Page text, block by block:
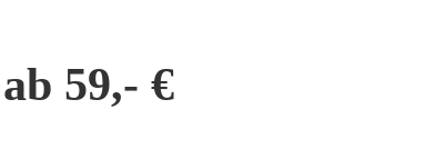
59,- €